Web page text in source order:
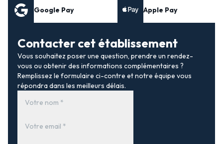
Google Pay Apple Pay
Contacter cet établissement
Vous souhaitez poser une question, prendre un rendez-
vous ou obtenir des informations complémentaires ?
Remplissez le formulaire ci-contre et notre équipe vous
répondra dans les meilleurs délais.